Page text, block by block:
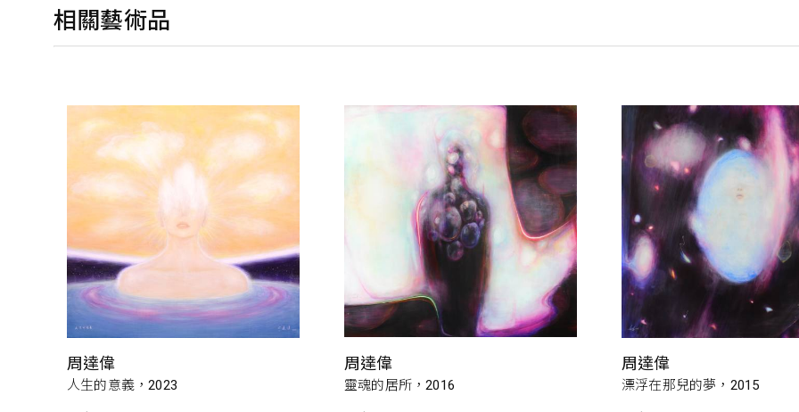
相關藝術品
周達偉
人生的意義，2023
周達偉
靈魂的居所，2016
周達偉
漂浮在那兒的夢，2015